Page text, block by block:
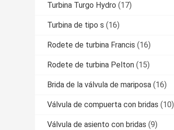
Turbina Turgo Hydro (17)
Turbina de tipo s (16)
Rodete de turbina Francis (16)
Rodete de turbina Pelton (15)
Brida de la válvula de mariposa (16)
Válvula de compuerta con bridas (10)
Válvula de asiento con bridas (9)